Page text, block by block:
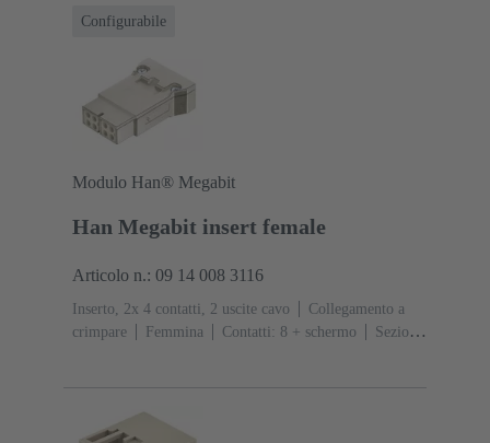
Configurabile
Modulo Han® Megabit
Han Megabit insert female
Articolo n.: 09 14 008 3116
Inserto, 2x 4 contatti, 2 uscite cavo
Collegamento a
crimpare
Femmina Contatti: 8 + schermo
Sezione